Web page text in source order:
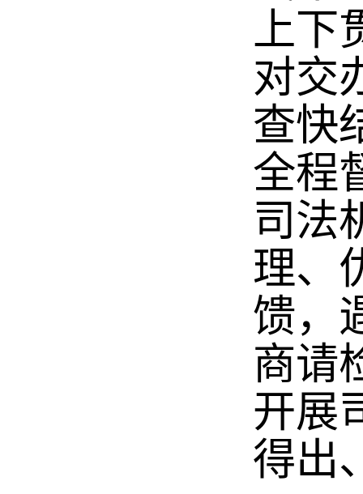
上下
对交
查快
全程
司法
理、
馈，
商请
开展
得出